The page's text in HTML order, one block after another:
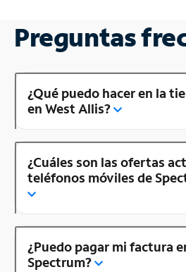
Preguntas
¿Qué puedo hacer en la
en West Allis?
¿Cuáles son las ofertas
teléfonos móviles de
¿Puedo pagar mi factura
Spectrum?